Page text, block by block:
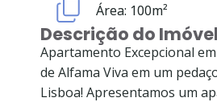
Área: 100m²
Descrição do
Apartamento Excepcional
de Alfama Viva em um
Lisboa! Apresentamos um